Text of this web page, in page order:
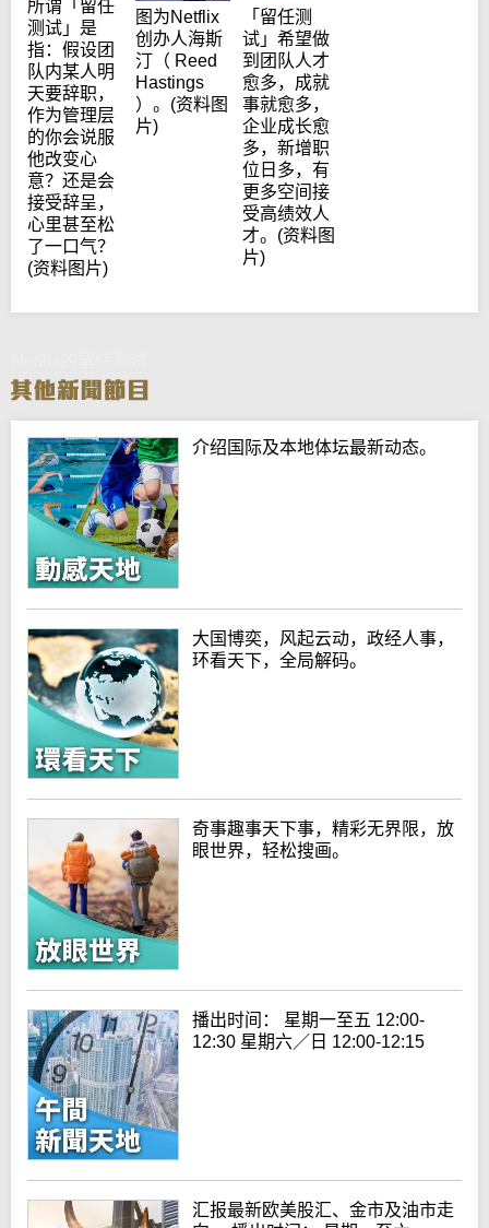
所谓「留任
测试」是
指：假设团
队内某人明
天要辞职，
作为管理层
的你会说服
他改变心
意？还是会
接受辞呈，
心里甚至松
了一口气？
(资料图片)
图为Netflix
创办人海斯
汀（ Reed
Hastings
）。(资料图
片)
「留任测
试」希望做
到团队人才
愈多，成就
事就愈多，
企业成长愈
多，新增职
位日多，有
更多空间接
受高绩效人
才。(资料图
片)
介绍国际及本地体坛最新动态。
大国博奕，风起云动，政经人事，
环看天下，全局解码。
奇事趣事天下事，精彩无界限，放
眼世界，轻松搜画。
播出时间： 星期一至五 12:00-
12:30 星期六／日 12:00-12:15
汇报最新欧美股汇、金市及油市走